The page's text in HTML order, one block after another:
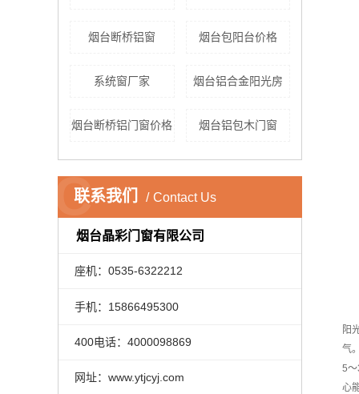
烟台断桥铝窗 烟台包阳台价格
系统窗厂家 烟台铝合金阳光房
烟台断桥铝门窗价格 烟台铝包木门窗
联系我们 Contact Us
C
烟台晶彩门窗有限公司
座机：0535-6322212
手机：15866495300
400电话：4000098869
网址：www.ytjcyj.com
阳
气
5～
心